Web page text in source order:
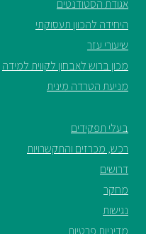
מילואים
וכוחות
הביטחון
–
זכויות
והטבות
עכשיו
אגודת הסטודנטים
היחידה להכוון תעסוקתי
שיעורי עזר
מכון ברוש לאבחון לקווית למידה
מניעת הטרדה מינית
בעלי תפקידים
רכש, מכרזים והתקשרויות
דרושים
מחקר
נגישות
מדיניות פרטיות